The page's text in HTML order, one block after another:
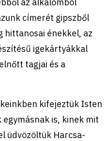
címerét gipszből
hittanosai énekkel, az
igekártyákkal
tagjai és a
kifejeztük Isten
is, kinek mit
üdvözöltük Harcsa-